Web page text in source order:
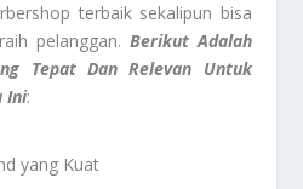
terbaik sekalipun bisa
pelanggan. Berikut Adalah
Tepat Dan Relevan Untuk
Ini:
yang Kuat